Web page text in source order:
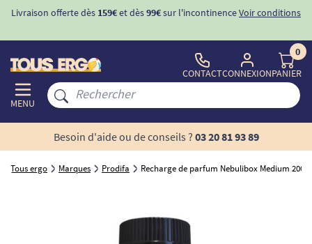
Livraison offerte dès 159€et dès99€sur l'incontinenceVoir conditions
MENU
CONTACTCONNEXION
0
PANIER
Besoin d'aide ou de conseils ? 03 20 81 93 89
Tous ergo Marques Prodifa Recharge de parfum Nebulibox Medium 200